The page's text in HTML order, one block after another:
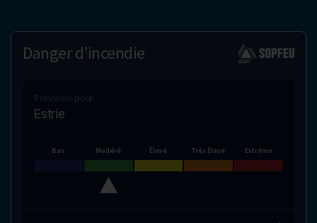
Danger d’incendie
Prévision pour:
Estrie
Bas Modéré Élevé Très Élevé Extrême